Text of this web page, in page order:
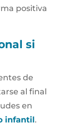
positiva
si
de
al final
en
infantil.